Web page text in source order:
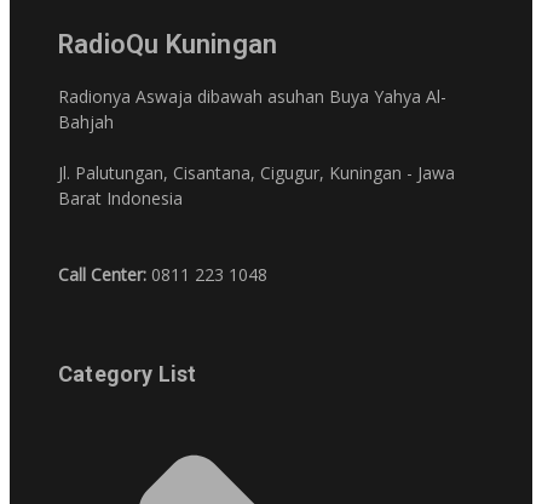
RadioQu Kuningan
Radionya Aswaja dibawah asuhan Buya Yahya Al-
Bahjah
Jl. Palutungan, Cisantana, Cigugur, Kuningan - Jawa
Barat Indonesia
Call Center: 0811 223 1048
Category List